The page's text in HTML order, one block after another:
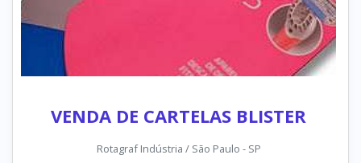
VENDA DE CARTELAS BLISTER
Rotagraf Indústria / São Paulo - SP